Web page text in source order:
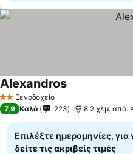
2 ΑστέριαΞενοδοχείο
AlexandrosΕμφάνιση
7,9 Καλό 223 8.2 χλμ. από:
Επιλέξτε ημερομηνίες, για
δείτε τις ακριβείς τιμές